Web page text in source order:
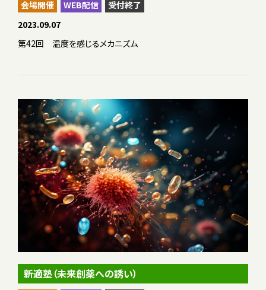
会場開催 WEB配信
受付終了
2023.09.07
第42回 温度を感じるメカニズム
新適塾（未来創薬への誘い）